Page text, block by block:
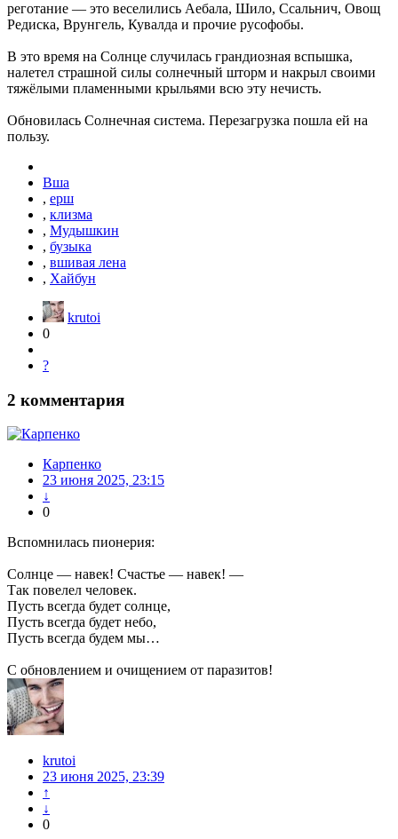
реготание — это веселились Аебала, Шило, Ссальнич, Овощ
Редиска, Врунгель, Кувалда и прочие русофобы.
В это время на Солнце случилась грандиозная вспышка,
налетел страшной силы солнечный шторм и накрыл своими
тяжёлыми пламенными крыльями всю эту нечисть.
Обновилась Солнечная система. Перезагрузка пошла ей на
пользу.
Вша
, ерш
, клизма
, Мудышкин
, бузыка
, вшивая лена
, Хайбун
krutoi
0
?
2 комментария
Карпенко
23 июня 2025, 23:15
↓
0
Вспомнилась пионерия:
Солнце — навек! Счастье — навек! —
Так повелел человек.
Пусть всегда будет солнце,
Пусть всегда будет небо,
Пусть всегда будем мы…
С обновлением и очищением от паразитов!
krutoi
23 июня 2025, 23:39
↑
↓
0